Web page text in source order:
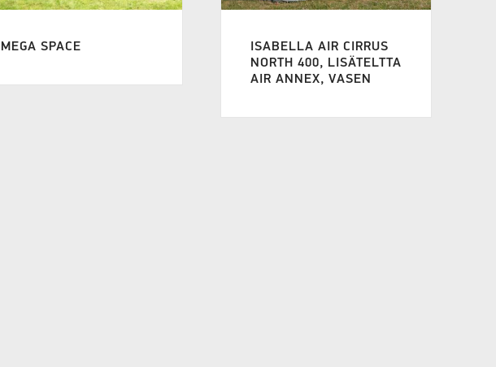
MEGA SPACE
ISABELLA AIR CIRRUS
NORTH 400, LISÄTELTTA
AIR ANNEX, VASEN